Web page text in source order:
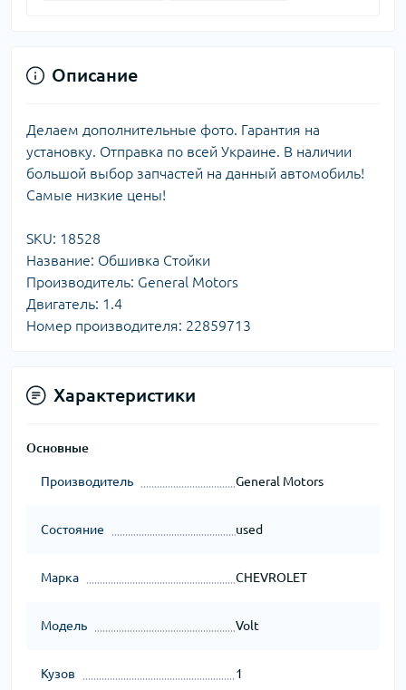
Описание
Делаем дополнительные фото. Гарантия на
установку. Отправка по всей Украине. В наличии
большой выбор запчастей на данный автомобиль!
Самые низкие цены!
SKU: 18528
Название: Обшивка Стойки
Производитель: General Motors
Двигатель: 1.4
Номер производителя: 22859713
Характеристики
Основные
Производитель General Motors
Состояние used
Марка CHEVROLET
Модель Volt
Кузов 1